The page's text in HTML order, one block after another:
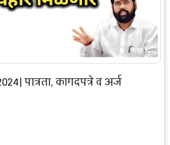
पात्रता, कागदपत्रे व अर्ज